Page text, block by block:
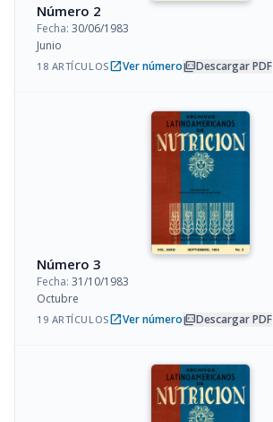
Número 2
Fecha: 30/06/1983
Junio
18 ARTÍCULOSopen_in_newVer númeropicture_as_pdfDescargar PDF
Número 3
Fecha: 31/10/1983
Octubre
19 ARTÍCULOSopen_in_newVer númeropicture_as_pdfDescargar PDF